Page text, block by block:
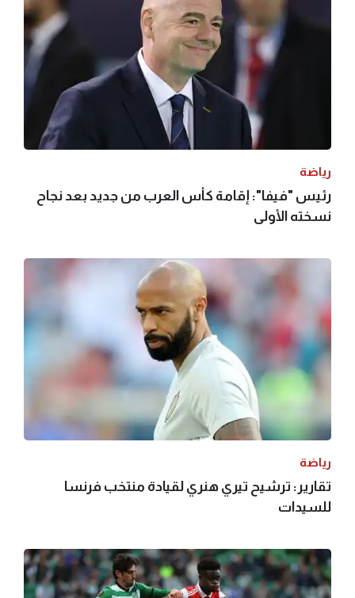
رياضة
رئيس "فيفا": إقامة كأس العرب من جديد بعد نجاح
نسخته الأولى
رياضة
تقارير: ترشيح تيري هنري لقيادة منتخب فرنسا
للسيدات